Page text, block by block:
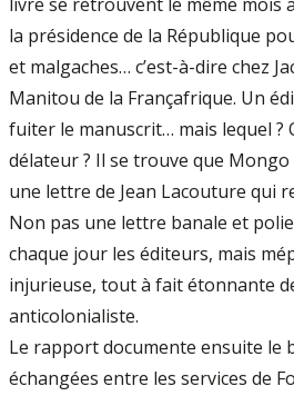
la présidence de la République
et malgaches… c’est-à-dire chez
Manitou de la Françafrique. Un
fuiter le manuscrit… mais lequel ?
délateur ? Il se trouve que
une lettre de Jean Lacouture qui
Non pas une lettre banale et
chaque jour les éditeurs, mais
injurieuse, tout à fait étonnante
anticolonialiste.
Le rapport documente ensuite le
échangées entre les services de